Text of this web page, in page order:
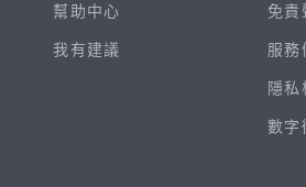
幫助中心
我有建議
免責
服務
隱私
數字